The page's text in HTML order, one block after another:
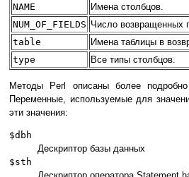
NAME
Имена столбцов.
NUM_OF_FIELDS Число возвращенных
table
Имена таблицы в
type
Все типы столбцов.
Методы Perl описаны более
Переменные, используемые для
эти значения:
$dbh
Дескриптор базы данных
$sth